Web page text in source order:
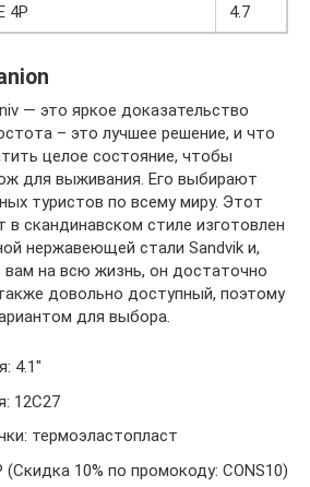
4P 4.7
— это яркое доказательство
– это лучшее решение, и что
целое состояние, чтобы
для выживания. Его выбирают
туристов по всему миру. Этот
скандинавском стиле изготовлен
нержавеющей стали Sandvik и,
вам на всю жизнь, он достаточно
довольно доступный, поэтому
для выбора.
4.1″
12C27
термоэластопласт
(Скидка 10% по промокоду: CONS10)